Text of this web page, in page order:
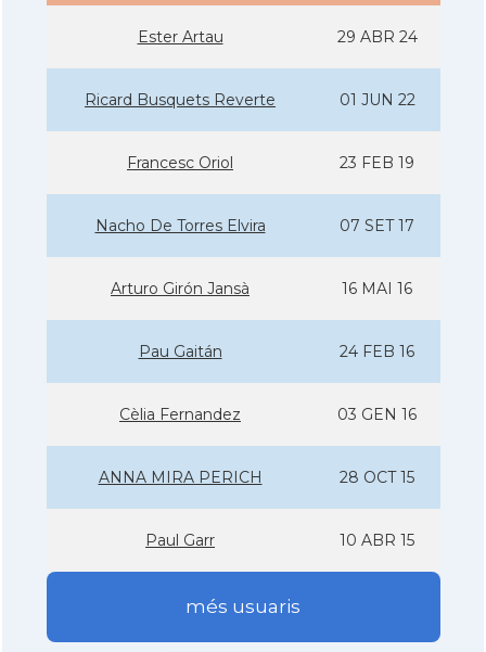
Ester Artau 29 ABR 24
Ricard Busquets Reverte 01 JUN 22
Francesc Oriol 23 FEB 19
Nacho De Torres Elvira 07 SET 17
Arturo Girón Jansà 16 MAI 16
Pau Gaitán 24 FEB 16
Cèlia Fernandez 03 GEN 16
ANNA MIRA PERICH 28 OCT 15
Paul Garr 10 ABR 15
més usuaris